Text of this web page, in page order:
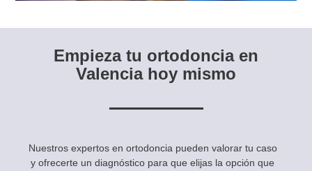
Empieza tu ortodoncia en
Valencia hoy mismo
Nuestros expertos en ortodoncia pueden valorar tu caso
y ofrecerte un diagnóstico para que elijas la opción que